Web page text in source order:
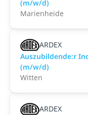
(m/w/d)
Marienheide
ARDEX
Auszubildende:r
(m/w/d)
Witten
ARDEX